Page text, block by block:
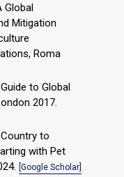
Mitigation
Roma
to Global
2017.
to
with Pet
[Google Scholar]